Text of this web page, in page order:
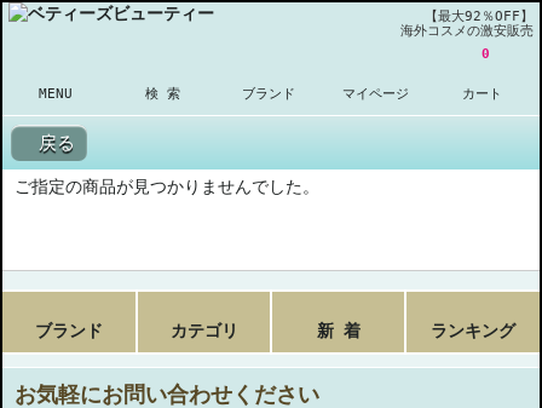
【最大92％OFF】
海外コスメの激安販売
MENU 検 索 ブランド マイページ
0
カート
戻る
ご指定の商品が見つかりませんでした。
ブランド カテゴリ 新 着 ランキング
お気軽にお問い合わせください